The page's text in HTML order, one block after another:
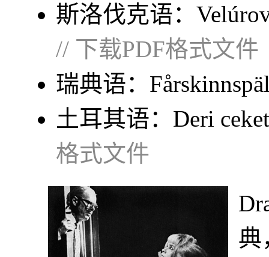
斯洛伐克语：
// 下载PDF格式文件
瑞典语：
土耳其语： Deri ceket
格式文件
典